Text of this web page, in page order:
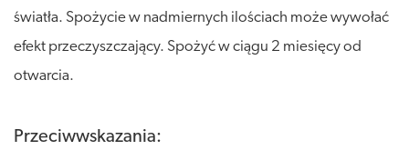
światła. Spożycie w nadmiernych ilościach może wywołać
efekt przeczyszczający. Spożyć w ciągu 2 miesięcy od
otwarcia.
Przeciwwskazania: